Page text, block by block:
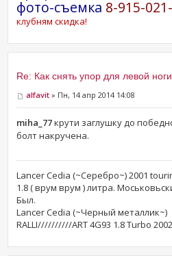
фото-съемка 8-915-
клубням скидка!
Re: Как снять упор для левой
alfavit » Пн, 14 апр 2014 14:08
miha_77крути заглушку до
болт накручена.
Lancer Cedia (~Серебро~) 2001
1.8 ( врум врум ) литра.
Был.
Lancer Cedia (~Черный металлик~)
RALLI//////////ART 4G93 1.8 Turbo